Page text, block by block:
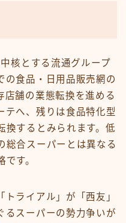
核とする流通グループ
の食品・日用品販売網の
店舗の業態転換を進める
テへ、残りは食品特化型
換するとみられます。低
総合スーパーとは異なる
す。
ライアル」が「西友」
るスーパーの勢力争いが